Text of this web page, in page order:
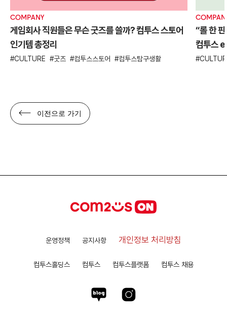
COMPANY
게임회사 직원들은 무슨 굿즈를 쓸까? 컴투스 스토어
인기템 총정리
CULTURE 굿즈 컴투스스토어 컴투스탐구생활
“롤 한
컴투스
이전으로 가기
운영정책 공지사항 개인정보 처리방침
컴투스홀딩스 컴투스 컴투스플랫폼 컴투스 채용